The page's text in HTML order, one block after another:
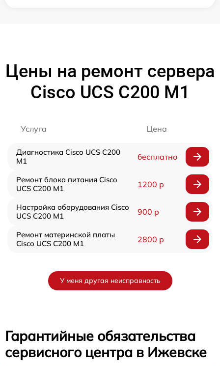
Цены на ремонт сервера
Cisco UCS C200 M1
Услуга Цена
Диагностика Cisco UCS C200
M1
бесплатно
Ремонт блока питания Cisco
UCS C200 M1
1200 р
Настройка оборудования Cisco
UCS C200 M1
900 р
Ремонт материнской платы
Cisco UCS C200 M1
2800 р
У меня другая неисправность
Гарантийные обязательства
сервисного центра в Ижевске